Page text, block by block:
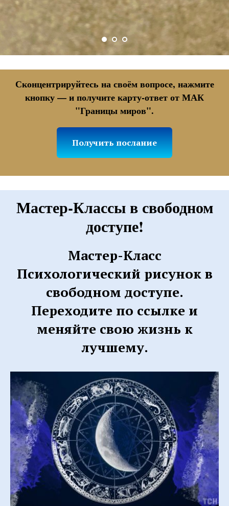
Сконцентрируйтесь на своём вопросе, нажмите
кнопку — и получите карту-ответ от МАК
"Границы миров".
Получить послание
Мастер-Классы в свободном
доступе!
Мастер-Класс
Психологический рисунок в
свободном доступе.
Переходите по ссылке и
меняйте свою жизнь к
лучшему.